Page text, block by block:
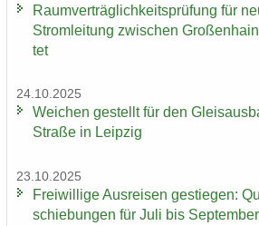
Ra­um­ver­träg­lich­keits­prü­fung für
Stromleitung zwi­schen
tet
24.10.2025
Wei­chen ge­stellt für den
Stra­ße in Leip­zig
23.10.2025
Frei­wil­li­ge Aus­rei­sen ge­stie­gen:
schie­bun­gen für Juli bis